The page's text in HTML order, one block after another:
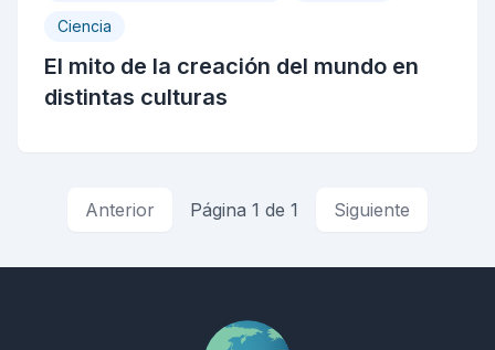
Ciencia
El mito de la creación del mundo en
distintas culturas
Anterior Página 1 de 1 Siguiente